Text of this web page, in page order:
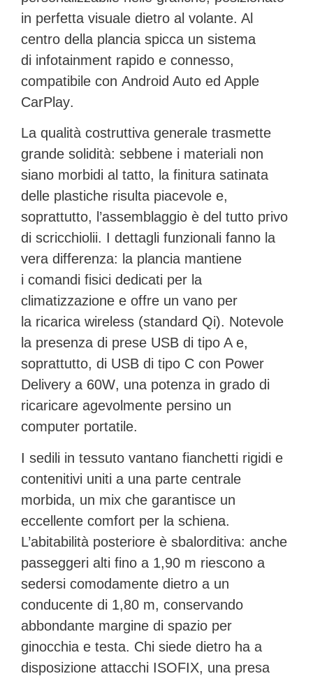
in perfetta visuale dietro al volante. Al
centro della plancia spicca un sistema
di infotainment rapido e connesso,
compatibile con Android Auto ed Apple
CarPlay.
La qualità costruttiva generale trasmette
grande solidità: sebbene i materiali non
siano morbidi al tatto, la finitura satinata
delle plastiche risulta piacevole e,
soprattutto, l’assemblaggio è del tutto privo
di scricchiolii. I dettagli funzionali fanno la
vera differenza: la plancia mantiene
i comandi fisici dedicati per la
climatizzazione e offre un vano per
la ricarica wireless (standard Qi). Notevole
la presenza di prese USB di tipo A e,
soprattutto, di USB di tipo C con Power
Delivery a 60W, una potenza in grado di
ricaricare agevolmente persino un
computer portatile.
I sedili in tessuto vantano fianchetti rigidi e
contenitivi uniti a una parte centrale
morbida, un mix che garantisce un
eccellente comfort per la schiena.
L’abitabilità posteriore è sbalorditiva: anche
passeggeri alti fino a 1,90 m riescono a
sedersi comodamente dietro a un
conducente di 1,80 m, conservando
abbondante margine di spazio per
ginocchia e testa. Chi siede dietro ha a
disposizione attacchi ISOFIX, una presa